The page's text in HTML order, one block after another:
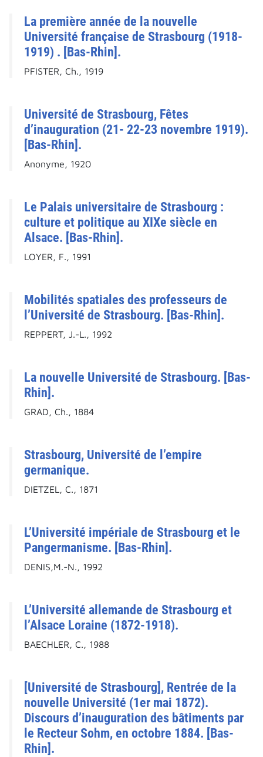
La première année de la nouvelle
Université française de Strasbourg (1918-
1919) . [Bas-Rhin].
PFISTER, Ch., 1919
Université de Strasbourg, Fêtes
d’inauguration (21- 22-23 novembre 1919).
[Bas-Rhin].
Anonyme, 1920
Le Palais universitaire de Strasbourg :
culture et politique au XIXe siècle en
Alsace. [Bas-Rhin].
LOYER, F., 1991
Mobilités spatiales des professeurs de
l’Université de Strasbourg. [Bas-Rhin].
REPPERT, J.-L., 1992
La nouvelle Université de Strasbourg. [Bas-
Rhin].
GRAD, Ch., 1884
Strasbourg, Université de l’empire
germanique.
DIETZEL, C., 1871
L’Université impériale de Strasbourg et le
Pangermanisme. [Bas-Rhin].
DENIS,M.-N., 1992
L’Université allemande de Strasbourg et
l’Alsace Loraine (1872-1918).
BAECHLER, C., 1988
[Université de Strasbourg], Rentrée de la
nouvelle Université (1er mai 1872).
Discours d’inauguration des bâtiments par
le Recteur Sohm, en octobre 1884. [Bas-
Rhin].